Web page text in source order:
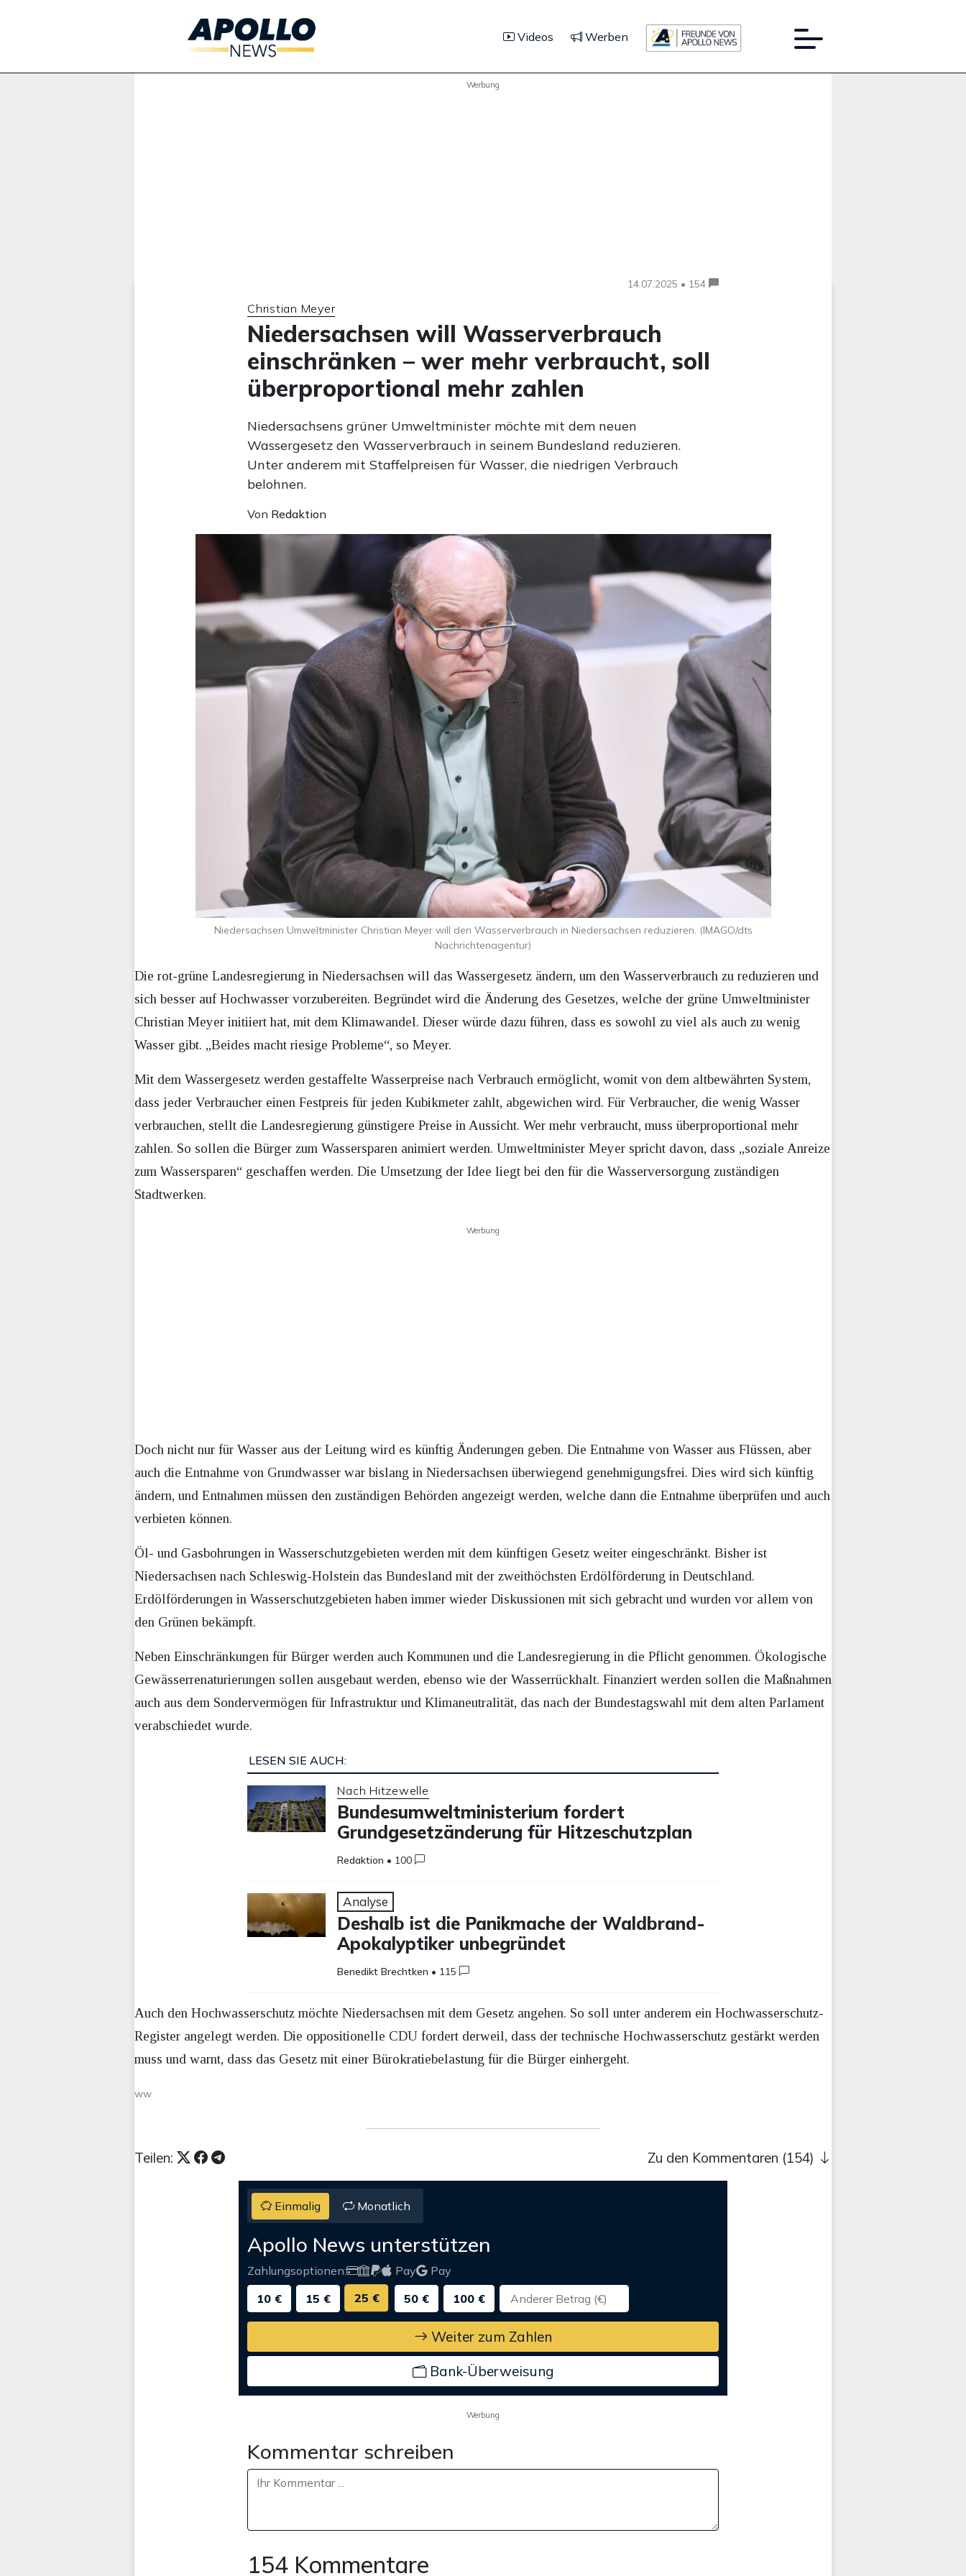
Videos Werben
Werbung
14.07.2025 • 154
Christian Meyer
Niedersachsen will Wasserverbrauch
einschränken – wer mehr verbraucht, soll
überproportional mehr zahlen
Niedersachsens grüner Umweltminister möchte mit dem neuen
Wassergesetz den Wasserverbrauch in seinem Bundesland reduzieren.
Unter anderem mit Staffelpreisen für Wasser, die niedrigen Verbrauch
belohnen.
Von Redaktion
Niedersachsen Umweltminister Christian Meyer will den Wasserverbrauch in Niedersachsen reduzieren. (IMAGO/dts
Nachrichtenagentur)
Die rot-grüne Landesregierung in Niedersachsen will das Wassergesetz ändern, um den Wasserverbrauch zu reduzieren und
sich besser auf Hochwasser vorzubereiten. Begründet wird die Änderung des Gesetzes, welche der grüne Umweltminister
Christian Meyer initiiert hat, mit dem Klimawandel. Dieser würde dazu führen, dass es sowohl zu viel als auch zu wenig
Wasser gibt. „Beides macht riesige Probleme“, so Meyer.
Mit dem Wassergesetz werden gestaffelte Wasserpreise nach Verbrauch ermöglicht, womit von dem altbewährten System,
dass jeder Verbraucher einen Festpreis für jeden Kubikmeter zahlt, abgewichen wird. Für Verbraucher, die wenig Wasser
verbrauchen, stellt die Landesregierung günstigere Preise in Aussicht. Wer mehr verbraucht, muss überproportional mehr
zahlen. So sollen die Bürger zum Wassersparen animiert werden. Umweltminister Meyer spricht davon, dass „soziale Anreize
zum Wassersparen“ geschaffen werden. Die Umsetzung der Idee liegt bei den für die Wasserversorgung zuständigen
Stadtwerken.
Werbung
Doch nicht nur für Wasser aus der Leitung wird es künftig Änderungen geben. Die Entnahme von Wasser aus Flüssen, aber
auch die Entnahme von Grundwasser war bislang in Niedersachsen überwiegend genehmigungsfrei. Dies wird sich künftig
ändern, und Entnahmen müssen den zuständigen Behörden angezeigt werden, welche dann die Entnahme überprüfen und auch
verbieten können.
Öl- und Gasbohrungen in Wasserschutzgebieten werden mit dem künftigen Gesetz weiter eingeschränkt. Bisher ist
Niedersachsen nach Schleswig-Holstein das Bundesland mit der zweithöchsten Erdölförderung in Deutschland.
Erdölförderungen in Wasserschutzgebieten haben immer wieder Diskussionen mit sich gebracht und wurden vor allem von
den Grünen bekämpft.
Neben Einschränkungen für Bürger werden auch Kommunen und die Landesregierung in die Pflicht genommen. Ökologische
Gewässerrenaturierungen sollen ausgebaut werden, ebenso wie der Wasserrückhalt. Finanziert werden sollen die Maßnahmen
auch aus dem Sondervermögen für Infrastruktur und Klimaneutralität, das nach der Bundestagswahl mit dem alten Parlament
verabschiedet wurde.
LESEN SIE AUCH:
Nach Hitzewelle
Bundesumweltministerium fordert
Grundgesetzänderung für Hitzeschutzplan
Redaktion • 100
Analyse
Deshalb ist die Panikmache der Waldbrand-
Apokalyptiker unbegründet
Benedikt Brechtken • 115
Auch den Hochwasserschutz möchte Niedersachsen mit dem Gesetz angehen. So soll unter anderem ein Hochwasserschutz-
Register angelegt werden. Die oppositionelle CDU fordert derweil, dass der technische Hochwasserschutz gestärkt werden
muss und warnt, dass das Gesetz mit einer Bürokratiebelastung für die Bürger einhergeht.
ww
Teilen: Zu den Kommentaren (154)
Einmalig Monatlich
Apollo News unterstützen
Zahlungsoptionen: Pay
Pay
10 €
15 € 25 € 50 € 100 €
Weiter zum Zahlen
Bank-Überweisung
Werbung
Kommentar schreiben
154 Kommentare